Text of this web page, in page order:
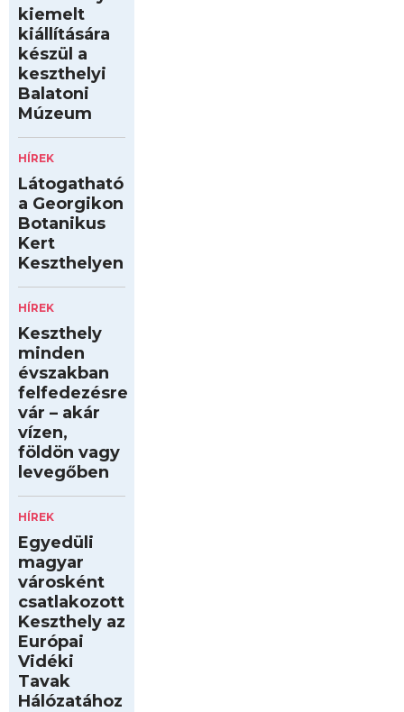
kiemelt
kiállítására
készül a
keszthelyi
Balatoni
Múzeum
HÍREK
Látogatható
a Georgikon
Botanikus
Kert
Keszthelyen
HÍREK
Keszthely
minden
évszakban
felfedezésre
vár – akár
vízen,
földön vagy
levegőben
HÍREK
Egyedüli
magyar
városként
csatlakozott
Keszthely az
Európai
Vidéki
Tavak
Hálózatához